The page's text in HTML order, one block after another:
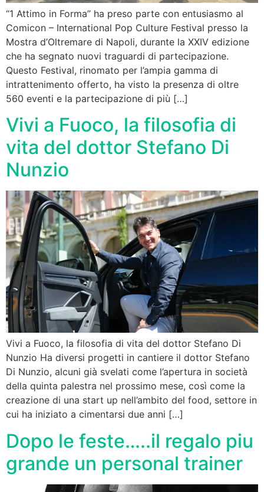
“1 Attimo in Forma” ha preso parte con entusiasmo al
Comicon – International Pop Culture Festival presso la
Mostra d’Oltremare di Napoli, durante la XXIV edizione
che ha segnato nuovi traguardi di partecipazione.
Questo Festival, rinomato per l’ampia gamma di
intrattenimento offerto, ha visto la presenza di oltre
560 eventi e la partecipazione di più […]
Vivi a Fuoco, la filosofia di
vita del dottor Stefano Di
Nunzio
Vivi a Fuoco, la filosofia di vita del dottor Stefano Di
Nunzio Ha diversi progetti in cantiere il dottor Stefano
Di Nunzio, alcuni già svelati come l’apertura in società
della quinta palestra nel prossimo mese, così come la
creazione di una start up nell’ambito del food, settore in
cui ha iniziato a cimentarsi due anni […]
Dopo le feste…..il regalo piu
grande un personal trainer